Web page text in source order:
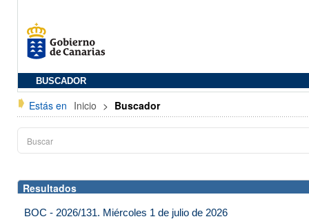
BUSCADOR
Estás en Inicio > Buscador
Resultados
BOC - 2026/131. Miércoles 1 de julio de 2026